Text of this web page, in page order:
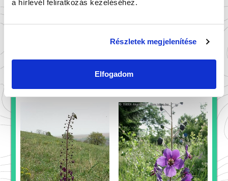
a hírlevél feliratkozás kezeléséhez.
Részletek megjelenítése
Elfogadom
szimmetriasíkkal rendelkező virágai is
sejtetik. Száraz gyepeken járva kezdőknek is
sikerélményt jelenthet, mert könnyű
felismerni. Egyszerű fürtben álló, lila
pártával rendelkező virágokkal nincs másik
ökörfarkkóró faj hazánkban.